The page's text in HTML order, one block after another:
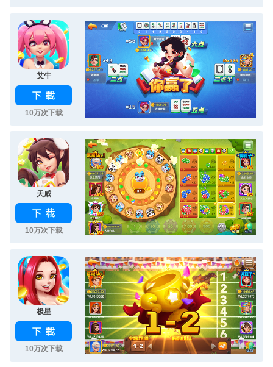
艾牛
10万次下载
天威
10万次下载
极星
10万次下载